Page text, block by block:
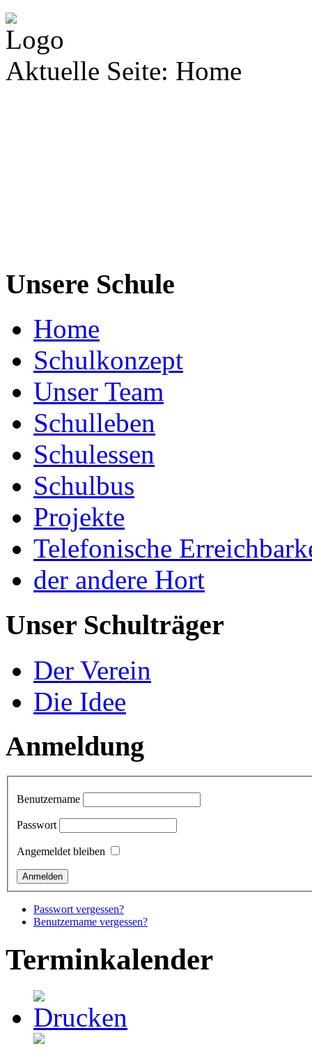
Aktuelle Seite: Home
Unsere Schule
Home
Schulkonzept
Unser Team
Schulleben
Schulessen
Schulbus
Projekte
Telefonische
der andere Hort
Unser Schulträger
Der Verein
Die Idee
Anmeldung
Benutzername
Passwort
Angemeldet bleiben
Passwort vergessen?
Benutzername vergessen?
Terminkalender